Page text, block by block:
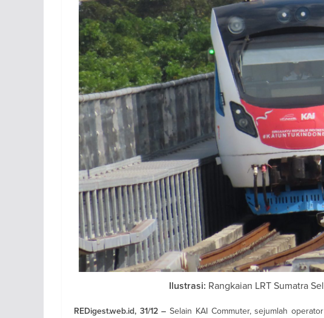
Ilustrasi: Rangkaian LRT Sumatra
REDigest.web.id, 31/12 – Selain KAI Commuter, sejumlah